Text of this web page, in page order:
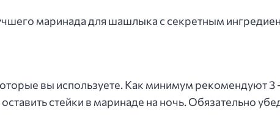
маринада для шашлыка с секретным
вы используете. Как минимум рекомендуют 3
стейки в маринаде на ночь. Обязательно